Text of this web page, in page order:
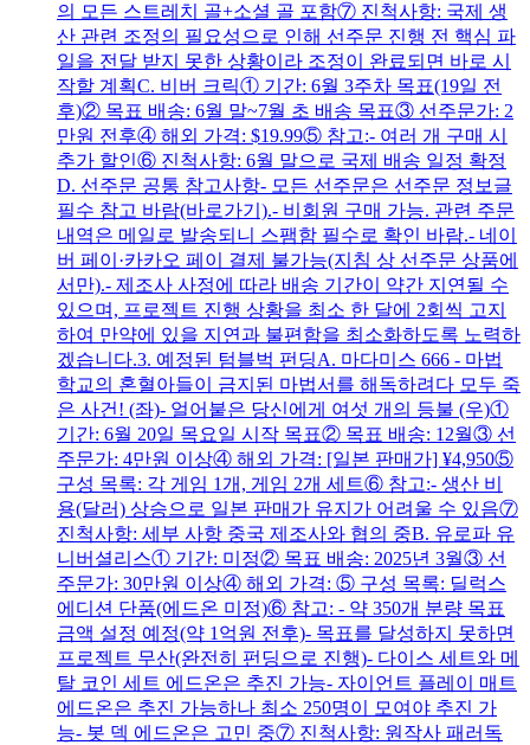
의 모든 스트레치 골+소셜 골 포함⑦ 진척사항: 국제 생
산 관련 조정의 필요성으로 인해 선주문 진행 전 핵심 파
일을 전달 받지 못한 상황이라 조정이 완료되면 바로 시
작할 계획C. 비버 크릭① 기간: 6월 3주차 목표(19일 전
후)② 목표 배송: 6월 말~7월 초 배송 목표③ 선주문가: 2
만원 전후④ 해외 가격: $19.99⑤ 참고:- 여러 개 구매 시
추가 할인⑥ 진척사항: 6월 말으로 국제 배송 일정 확정
D. 선주문 공통 참고사항- 모든 선주문은 선주문 정보글
필수 참고 바람(바로가기).- 비회원 구매 가능. 관련 주문
내역은 메일로 발송되니 스팸함 필수로 확인 바람.- 네이
버 페이·카카오 페이 결제 불가능(지침 상 선주문 상품에
서만).- 제조사 사정에 따라 배송 기간이 약간 지연될 수
있으며, 프로젝트 진행 상황을 최소 한 달에 2회씩 고지
하여 만약에 있을 지연과 불편함을 최소화하도록 노력하
겠습니다.3. 예정된 텀블벅 펀딩A. 마다미스 666 - 마법
학교의 혼혈아들이 금지된 마법서를 해독하려다 모두 죽
은 사건! (좌)- 얼어붙은 당신에게 여섯 개의 등불 (우)①
기간: 6월 20일 목요일 시작 목표② 목표 배송: 12월③ 선
주문가: 4만원 이상④ 해외 가격: [일본 판매가] ¥4,950⑤
구성 목록: 각 게임 1개, 게임 2개 세트⑥ 참고:- 생산 비
용(달러) 상승으로 일본 판매가 유지가 어려울 수 있음⑦
진척사항: 세부 사항 중국 제조사와 협의 중B. 유로파 유
니버셜리스① 기간: 미정② 목표 배송: 2025년 3월③ 선
주문가: 30만원 이상④ 해외 가격: ⑤ 구성 목록: 딜럭스
에디션 단품(에드온 미정)⑥ 참고: - 약 350개 분량 목표
금액 설정 예정(약 1억원 전후)- 목표를 달성하지 못하면
프로젝트 무산(완전히 펀딩으로 진행)- 다이스 세트와 메
탈 코인 세트 에드온은 추진 가능- 자이언트 플레이 매트
에드온은 추진 가능하나 최소 250명이 모여야 추진 가
능- 봇 덱 에드온은 고민 중⑦ 진척사항: 원작사 패러독